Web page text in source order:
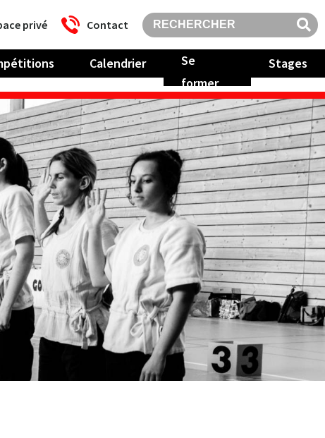
privé Contact
Calendrier
Se
former
Stages